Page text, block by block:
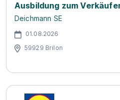
Ausbildung zum
Deichmann SE
01.08.2026
59929 Brilon